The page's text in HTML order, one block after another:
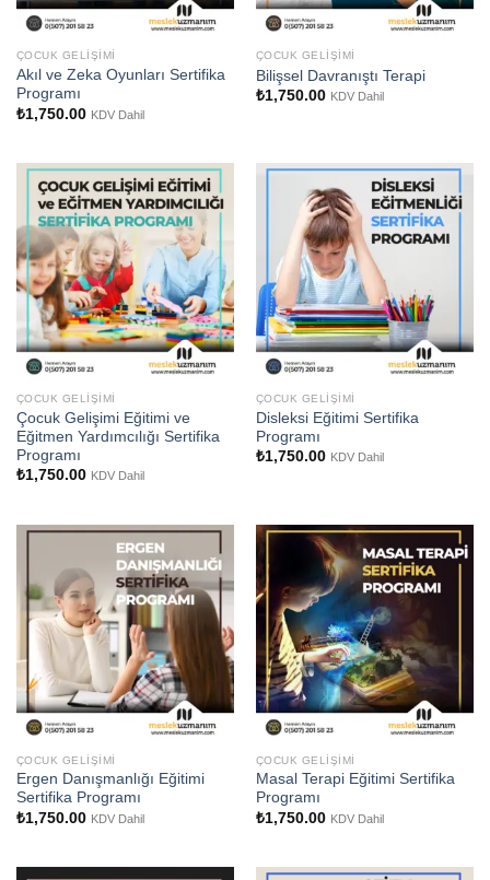
ÇOCUK GELIŞIMI
Akıl ve Zeka Oyunları Sertifika
Programı
₺1,750.00 KDV Dahil
ÇOCUK GELIŞIMI
Bilişsel Davranıştı Terapi
₺1,750.00 KDV Dahil
ÇOCUK GELIŞIMI
Çocuk Gelişimi Eğitimi ve
Eğitmen Yardımcılığı Sertifika
Programı
₺1,750.00 KDV Dahil
ÇOCUK GELIŞIMI
Disleksi Eğitimi Sertifika
Programı
₺1,750.00 KDV Dahil
ÇOCUK GELIŞIMI
Ergen Danışmanlığı Eğitimi
Sertifika Programı
₺1,750.00 KDV Dahil
ÇOCUK GELIŞIMI
Masal Terapi Eğitimi Sertifika
Programı
₺1,750.00 KDV Dahil